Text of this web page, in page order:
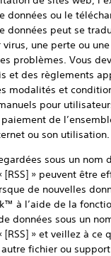
données ou le
données peut se
une perte ou
problèmes. Vous
et des règlements
modalités et
pour
de
ou son utilisation.
sous un nom
» peuvent être
de nouvelles
à l’aide de la
données sous un
» et veillez à ce
fichier ou